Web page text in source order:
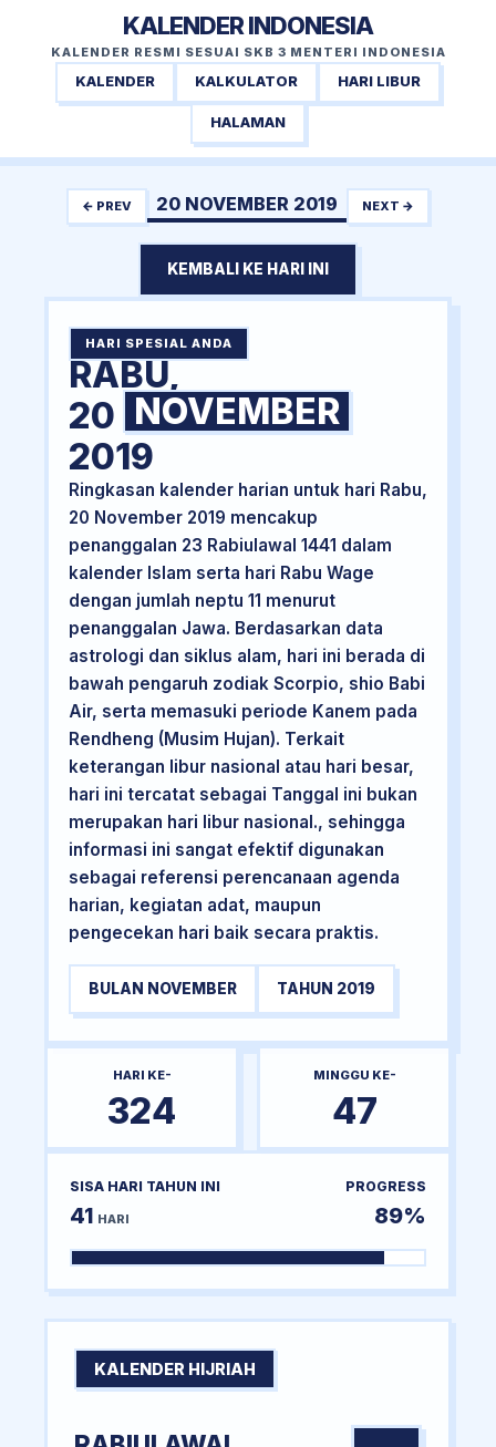
KALENDER INDONESIA
KALENDER RESMI SESUAI SKB 3 MENTERI INDONESIA
KALENDER KALKULATOR HARI LIBUR
HALAMAN
← PREV 20 NOVEMBER 2019 NEXT →
KEMBALI KE HARI INI
HARI SPESIAL ANDA
RABU,
20 NOVEMBER
2019
Ringkasan kalender harian untuk hari Rabu,
20 November 2019 mencakup
penanggalan 23 Rabiulawal 1441 dalam
kalender Islam serta hari Rabu Wage
dengan jumlah neptu 11 menurut
penanggalan Jawa. Berdasarkan data
astrologi dan siklus alam, hari ini berada di
bawah pengaruh zodiak Scorpio, shio Babi
Air, serta memasuki periode Kanem pada
Rendheng (Musim Hujan). Terkait
keterangan libur nasional atau hari besar,
hari ini tercatat sebagai Tanggal ini bukan
merupakan hari libur nasional., sehingga
informasi ini sangat efektif digunakan
sebagai referensi perencanaan agenda
harian, kegiatan adat, maupun
pengecekan hari baik secara praktis.
BULAN NOVEMBER TAHUN 2019
HARI KE-
324
MINGGU KE-
47
SISA HARI TAHUN INI
41 HARI
PROGRESS
89%
KALENDER HIJRIAH